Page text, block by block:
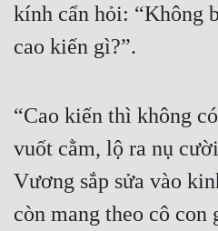
kính cẩn hỏi: “Không
cao kiến gì?”.
“Cao kiến thì không
vuốt cằm, lộ ra nụ
Vương sắp sửa vào
còn mang theo cô con